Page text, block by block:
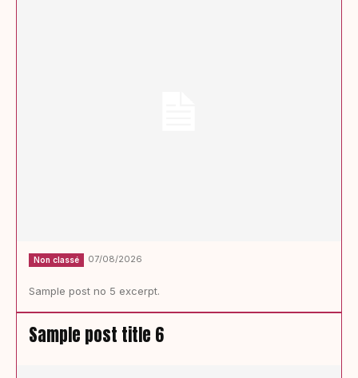
Non classé 07/08/2026
Sample post no 5 excerpt.
Sample post title 6